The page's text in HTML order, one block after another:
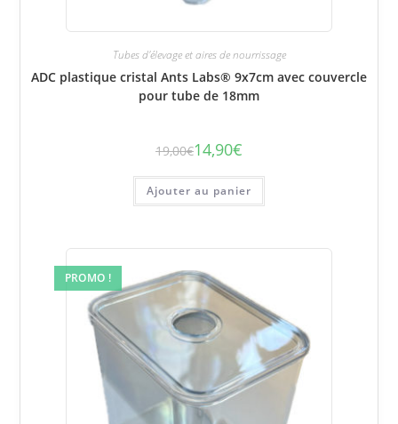
Tubes d'élevage et aires de nourrissage
ADC plastique cristal Ants Labs® 9x7cm avec couvercle
pour tube de 18mm
19,00€ Le
initial
était :
19,00€.
14,90€
Le
actuel
est :
14,90€.
Ajouter au panier
PROMO !